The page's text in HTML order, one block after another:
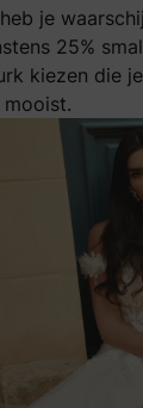
je
25%
kiezen die